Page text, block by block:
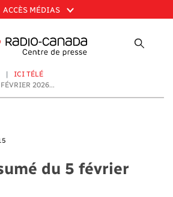
ACCÈS MÉDIAS
ICI TÉLÉ
2026...
du 5 février